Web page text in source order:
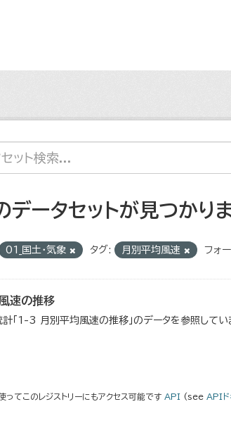
データセットが見つかり
01_国土・気象 タグ: 月別平均風速 フォ
速の推移
「1-3 月別平均風速の推移」のデータを参照してい
てこのレジストリーにもアクセス可能です API (see APIド